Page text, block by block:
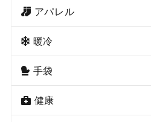
アパレル
暖冷
手袋
健康